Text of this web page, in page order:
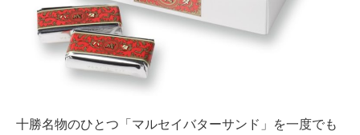
十勝名物のひとつ「マルセイバターサンド」を一度でも